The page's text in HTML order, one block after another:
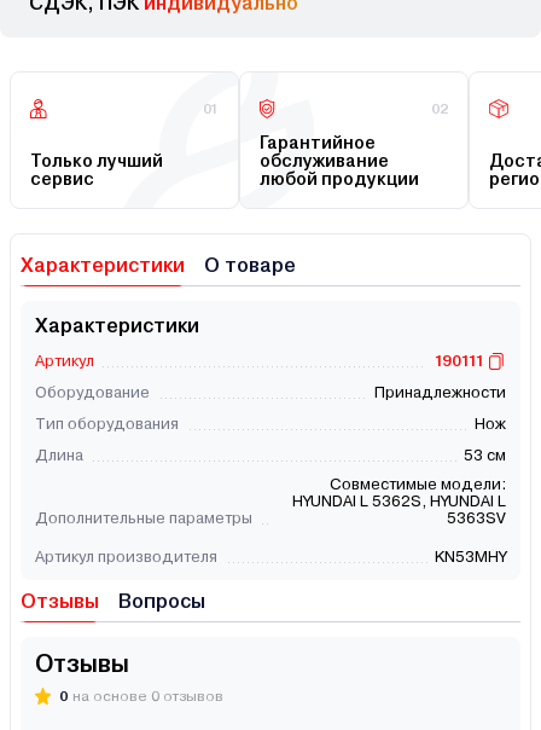
01
Только лучший
сервис
02
Гарантийное
обслуживание
любой продукции
Характеристики О товаре
Характеристики
Артикул
190111
Оборудование
Принадлежности
Тип оборудования
Нож
Длина
53 см
Дополнительные параметры
Совместимые модели:
HYUNDAI L 5362S, HYUNDAI L
5363SV
Артикул производителя KN53MHY
Отзывы Вопросы
Отзывы
0 на основе 0 отзывов